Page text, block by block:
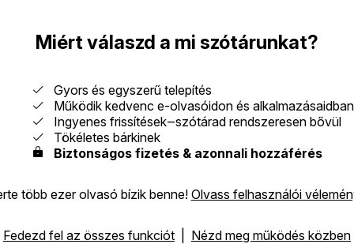
Miért válaszd a mi szótárunkat?
Gyors és egyszerű telepítés
Működik kedvenc e-olvasóidon és alkalmazásaidban
Ingyenes frissítések‒szótárad rendszeresen bővül
Tökéletes bárkinek
Biztonságos fizetés & azonnali hozzáférés
több ezer olvasó bízik benne! Olvass felhasználói
Fedezd fel az összes funkciót Nézd meg működés közben